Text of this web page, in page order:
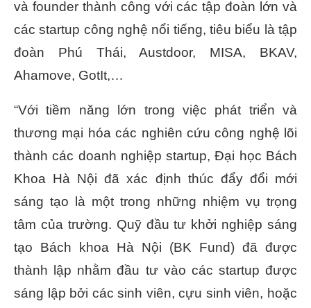
và founder thành công với các tập đoàn lớn và
các startup công nghệ nổi tiếng, tiêu biểu là tập
đoàn Phú Thái, Austdoor, MISA, BKAV,
Ahamove, GotIt,…
“Với tiềm năng lớn trong việc phát triển và
thương mại hóa các nghiên cứu công nghệ lõi
thành các doanh nghiệp startup, Đại học Bách
Khoa Hà Nội đã xác định thúc đẩy đổi mới
sáng tạo là một trong những nhiệm vụ trọng
tâm của trường. Quỹ đầu tư khởi nghiệp sáng
tạo Bách khoa Hà Nội (BK Fund) đã được
thành lập nhằm đầu tư vào các startup được
sáng lập bởi các sinh viên, cựu sinh viên, hoặc